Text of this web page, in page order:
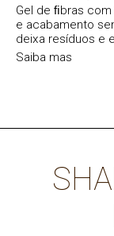
Gel de ﬁbras
e acabamento
deixa resíduos e
Saiba mas